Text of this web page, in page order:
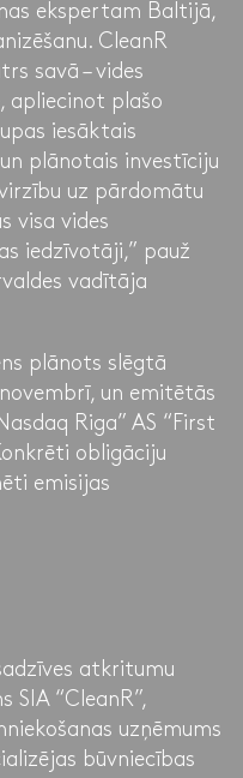
ekspertam Baltijā,
CleanR
savā – vides
apliecinot plašo
iesāktais
plānotais investīciju
uz pārdomātu
visa vides
iedzīvotāji,” pauž
vadītāja
plānots slēgtā
un emitētās
Riga” AS “First
obligāciju
emisijas
atkritumu
SIA “CleanR”,
uzņēmums
būvniecības